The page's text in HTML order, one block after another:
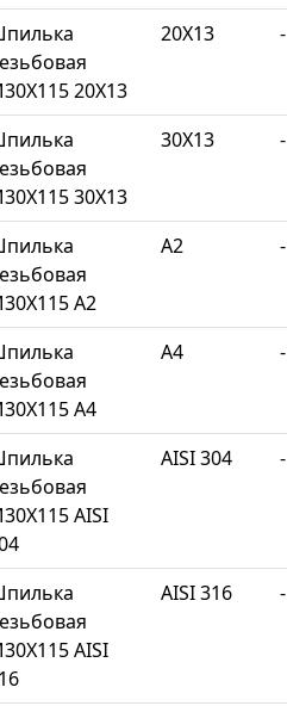
20Х13
20Х13 -
30Х13
30Х13 -
A2
A2 -
A4
A4 -
AISI
AISI 304 -
AISI
AISI 316 -